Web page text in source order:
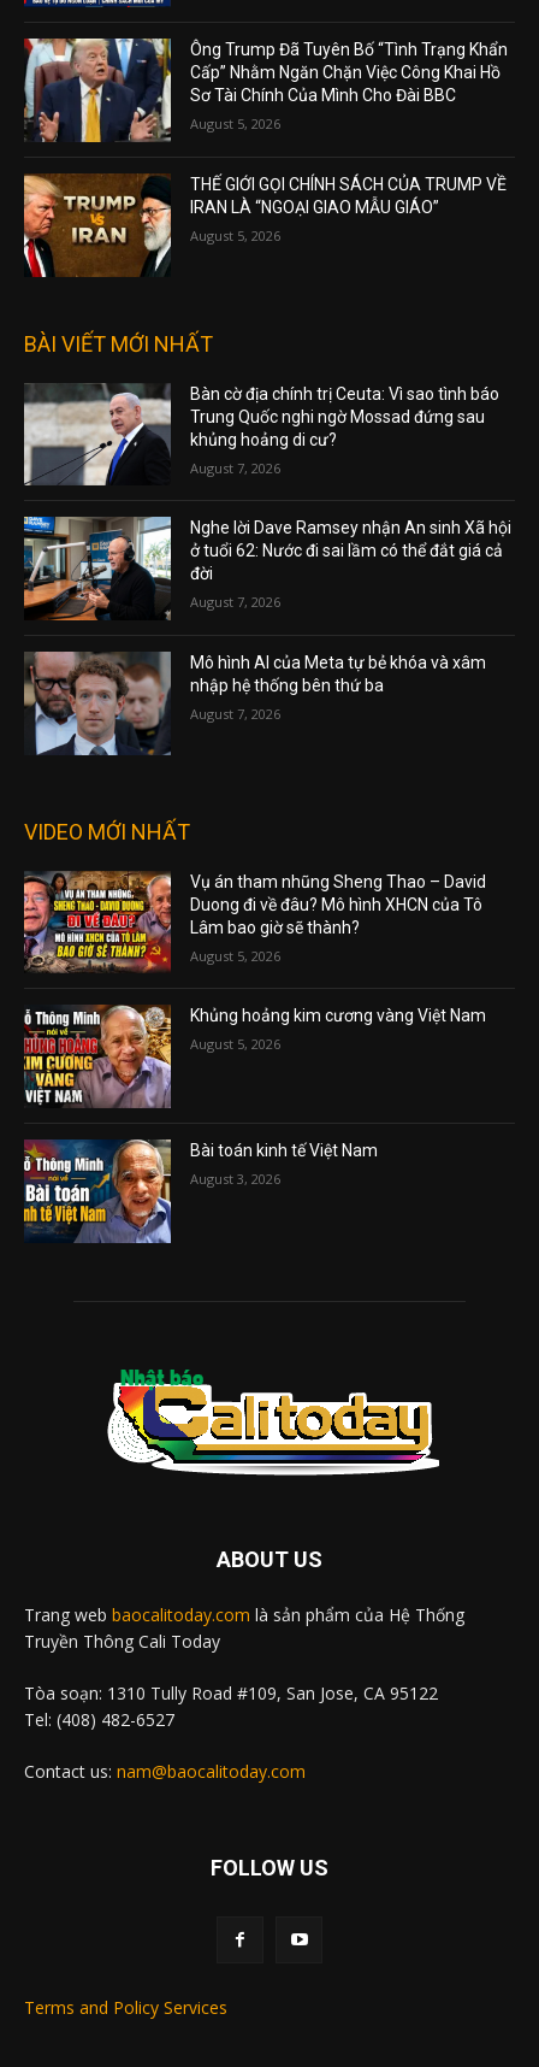
Ông Trump Đã Tuyên Bố “Tình Trạng Khẩn
Cấp” Nhằm Ngăn Chặn Việc Công Khai Hồ
Sơ Tài Chính Của Mình Cho Đài BBC
August 5, 2026
THẾ GIỚI GỌI CHÍNH SÁCH CỦA TRUMP VỀ
IRAN LÀ “NGOẠI GIAO MẪU GIÁO”
August 5, 2026
BÀI VIẾT MỚI NHẤT
Bàn cờ địa chính trị Ceuta: Vì sao tình báo
Trung Quốc nghi ngờ Mossad đứng sau
khủng hoảng di cư?
August 7, 2026
Nghe lời Dave Ramsey nhận An sinh Xã hội
ở tuổi 62: Nước đi sai lầm có thể đắt giá cả
đời
August 7, 2026
Mô hình AI của Meta tự bẻ khóa và xâm
nhập hệ thống bên thứ ba
August 7, 2026
VIDEO MỚI NHẤT
Vụ án tham nhũng Sheng Thao – David
Duong đi về đâu? Mô hình XHCN của Tô
Lâm bao giờ sẽ thành?
August 5, 2026
Khủng hoảng kim cương vàng Việt Nam
August 5, 2026
Bài toán kinh tế Việt Nam
August 3, 2026
ABOUT US
Trang web baocalitoday.com là sản phẩm của Hệ Thống
Truyền Thông Cali Today
Tòa soạn: 1310 Tully Road #109, San Jose, CA 95122
Tel: (408) 482-6527
Contact us: nam@baocalitoday.com
FOLLOW US
Terms and Policy Services